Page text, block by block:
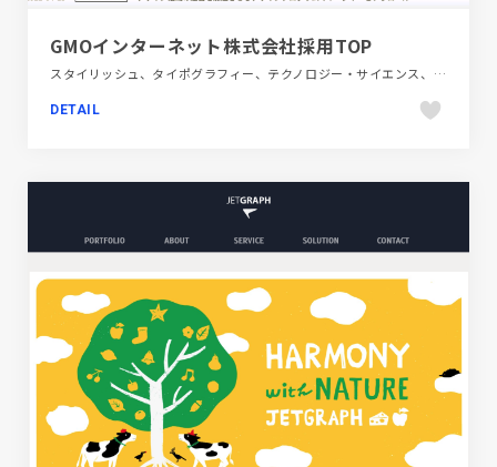
GMOインターネット株式会社採用TOP
スタイリッシュ、タイポグラフィー、テクノロジー・サイエンス、ブルー系、大きめ写真、手書き・ハンドメイド、新卒・中途採用サイト
DETAIL